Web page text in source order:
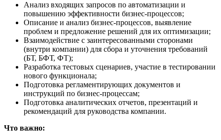
Анализ входящих запросов по автоматизации и
повышению эффективности бизнес-процессов;
Описание и анализ бизнес-процессов, выявление
проблем и предложение решений для их оптимизации;
Взаимодействие с заинтересованными сторонами
(внутри компании) для сбора и уточнения требований
(БТ, БФТ, ФТ);
Разработка тестовых сценариев, участие в тестировании
нового функционала;
Подготовка регламентирующих документов и
инструкций по бизнес-процессам;
Подготовка аналитических отчетов, презентаций и
рекомендаций для руководства компании.
Что важно: